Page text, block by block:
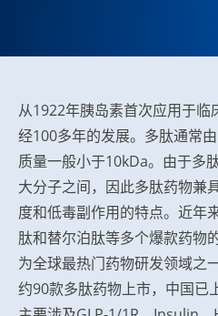
从1922年胰岛素首次应用于临
经100多年的发展。多肽通常
质量一般小于10kDa。由于多
大分子之间，因此多肽药物兼
度和低毒副作用的特点。近年
肽和替尔泊肽等多个爆款药物
为全球最热门药物研发领域之
约90款多肽药物上市，中国已